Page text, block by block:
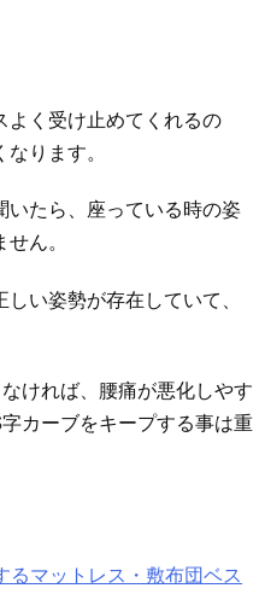
よく受け止めてくれるの
ります。
いたら、座っている時の姿
ん。
い姿勢が存在していて、
ければ、腰痛が悪化しやす
カーブをキープする事は重
るマットレス・敷布団ベス